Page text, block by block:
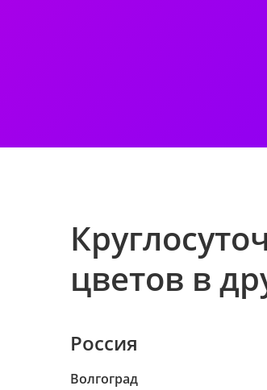
цветов в
Россия
Волгоград